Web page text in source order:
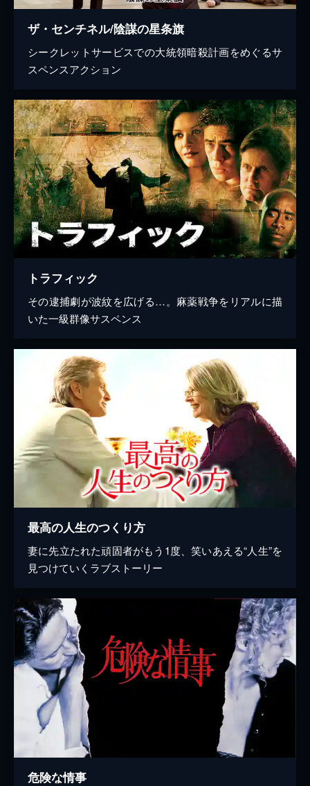
ザ・センチネル/陰謀の星条旗
シークレットサービスでの大統領暗殺計画をめぐるサ
スペンスアクション
トラフィック
その逮捕劇が波紋を広げる…。麻薬戦争をリアルに描
いた一級群像サスペンス
最高の人生のつくり方
妻に先立たれた頑固者がもう1度、笑いあえる“人生”を
見つけていくラブストーリー
危険な情事